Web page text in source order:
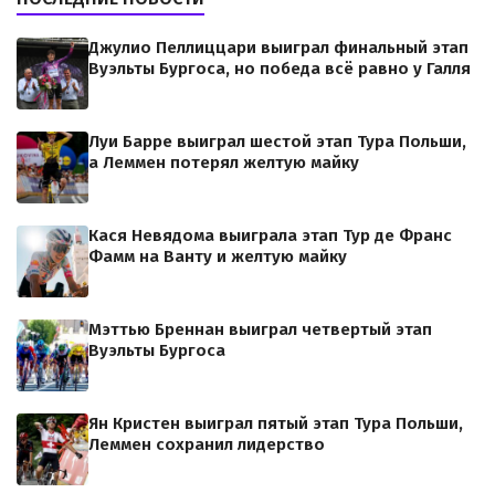
Джулио Пеллиццари выиграл финальный этап
Вуэльты Бургоса, но победа всё равно у Галля
Луи Барре выиграл шестой этап Тура Польши,
а Леммен потерял желтую майку
Кася Невядома выиграла этап Тур де Франс
Фамм на Ванту и желтую майку
Мэттью Бреннан выиграл четвертый этап
Вуэльты Бургоса
Ян Кристен выиграл пятый этап Тура Польши,
Леммен сохранил лидерство